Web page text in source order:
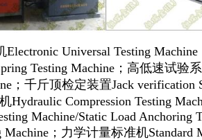
Electronic Universal Testing Machine
Testing Machine； 高低速试验
； 千斤顶检定装置Jack verification
Hydraulic Compression Testing
Machine/Static Load Anchoring
Machine；力学计量标准机Standard